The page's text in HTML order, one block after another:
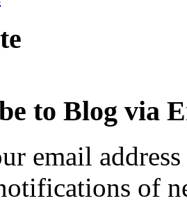
to Blog via
email
of